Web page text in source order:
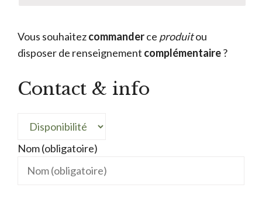
Vous souhaitezcommanderce produitou
disposer de renseignement complémentaire?
Contact & info
Nom (obligatoire)